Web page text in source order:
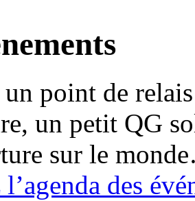
un point de
un petit QG
sur le
des